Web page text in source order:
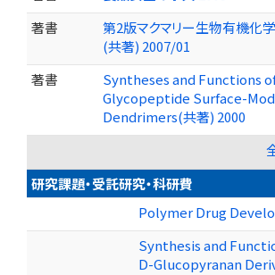
著書
第2版マクマリー生物有機化
(共著) 2007/01
著書
Syntheses and Functions
Glycopeptide Surface-
Dendrimers(共著) 2000
研究課題・受託研究・科研費
Polymer Drug
Synthesis and
D-Glucopyranan